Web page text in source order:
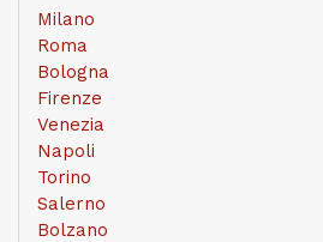
Milano
Roma
Bologna
Firenze
Venezia
Napoli
Torino
Salerno
Bolzano